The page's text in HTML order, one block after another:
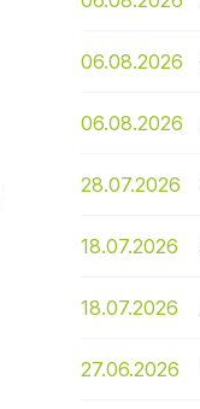
06.08.2026
06.08.2026
28.07.2026
18.07.2026
18.07.2026
27.06.2026